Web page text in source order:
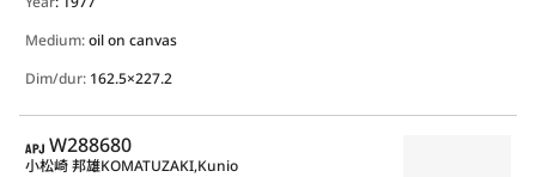
Medium:oil on canvas
Dim/dur: 162.5×227.2
APJ
W288680
小松崎 邦雄KOMATUZAKI,Kunio